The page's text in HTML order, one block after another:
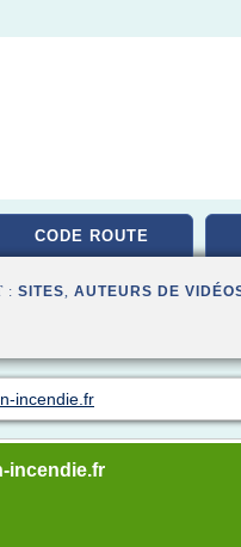
CODE ROUTE
: SITES, AUTEURS DE
incendie.fr
incendie.fr